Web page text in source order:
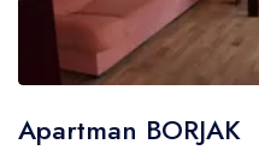
Apartman BORJAK